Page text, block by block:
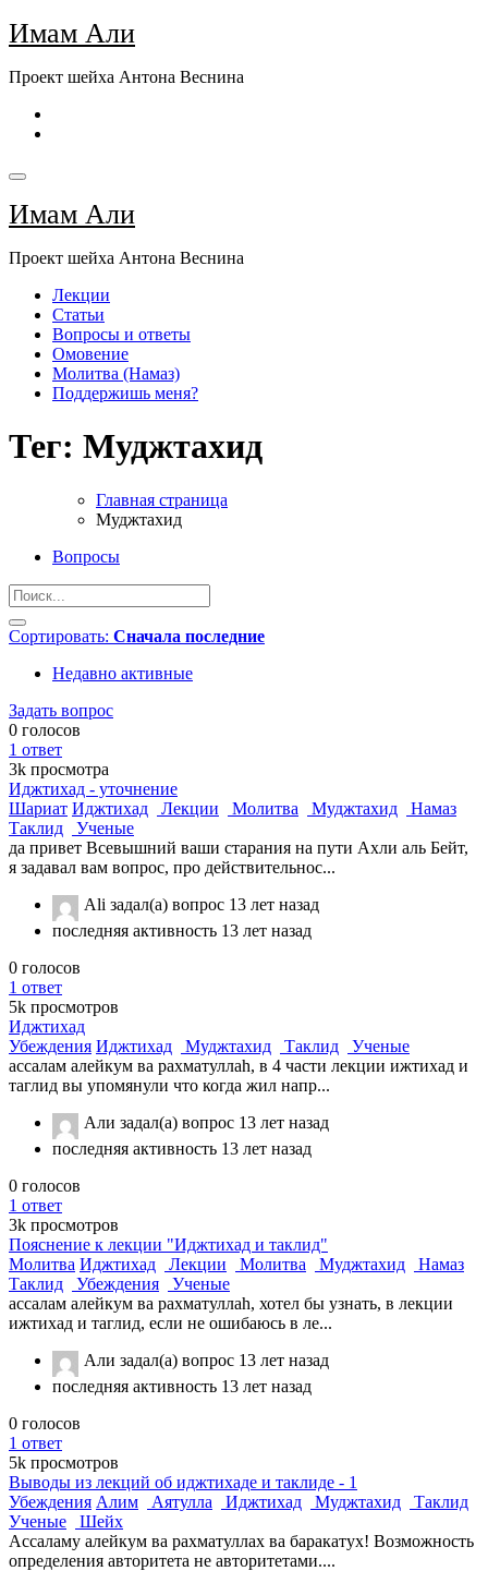
Перейти
к
Имам Али
Проект шейха Антона Веснина
Имам Али
Проект шейха Антона Веснина
Лекции
Статьи
Вопросы и ответы
Омовение
Молитва (Намаз)
Поддержишь меня?
Тег: Муджтахид
Главная страница
Муджтахид
Вопросы
Сортировать: Сначала последние
Недавно активные
Задать вопрос
0 голосов
1 ответ
3k просмотра
Иджтихад - уточнение
Шариат Иджтихад Лекции Молитва Муджтахид
Намаз
Таклид
Ученые
да привет Всевышний ваши старания на пути Ахли аль Бейт,
я задавал вам вопрос, про действительнос...
Ali задал(а) вопрос 13 лет назад
последняя активность 13 лет назад
0 голосов
1 ответ
5k просмотров
Иджтихад
Убеждения Иджтихад Муджтахид Таклид
Ученые
ассалам алейкум ва рахматуллаh, в 4 части лекции ижтихад и
таглид вы упомянули что когда жил напр...
Али задал(а) вопрос 13 лет назад
последняя активность 13 лет назад
0 голосов
1 ответ
3k просмотров
Пояснение к лекции "Иджтихад и таклид"
Молитва Иджтихад Лекции Молитва Муджтахид
Намаз
Таклид
Убеждения
Ученые
ассалам алейкум ва рахматуллаh, хотел бы узнать, в лекции
ижтихад и таглид, если не ошибаюсь в ле...
Али задал(а) вопрос 13 лет назад
последняя активность 13 лет назад
0 голосов
1 ответ
5k просмотров
Выводы из лекций об иджтихаде и таклиде - 1
Убеждения Алим Аятулла Иджтихад Муджтахид
Таклид
Ученые
Шейх
Ассаламу алейкум ва рахматуллах ва баракатух! Возможность
определения авторитета не авторитетами....